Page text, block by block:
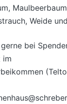
Weide
bei
im